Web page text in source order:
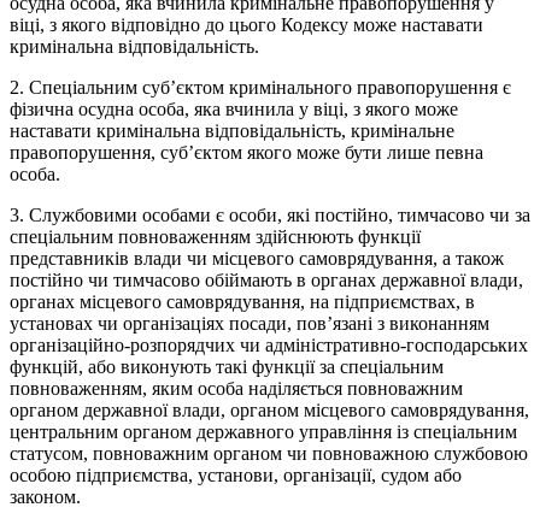
віці, з якого відповідно до цього Кодексу може наставати
кримінальна відповідальність.
2. Спеціальним суб’єктом кримінального правопорушення є
фізична осудна особа, яка вчинила у віці, з якого може
наставати кримінальна відповідальність, кримінальне
правопорушення, суб’єктом якого може бути лише певна
особа.
3. Службовими особами є особи, які постійно, тимчасово чи за
спеціальним повноваженням здійснюють функції
представників влади чи місцевого самоврядування, а також
постійно чи тимчасово обіймають в органах державної влади,
органах місцевого самоврядування, на підприємствах, в
установах чи організаціях посади, пов’язані з виконанням
організаційно-розпорядчих чи адміністративно-господарських
функцій, або виконують такі функції за спеціальним
повноваженням, яким особа наділяється повноважним
органом державної влади, органом місцевого самоврядування,
центральним органом державного управління із спеціальним
статусом, повноважним органом чи повноважною службовою
особою підприємства, установи, організації, судом або
законом.